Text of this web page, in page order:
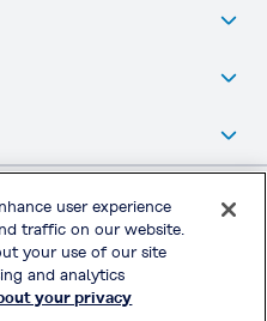
user experience
traffic on our website.
your use of our site
and analytics
your privacy